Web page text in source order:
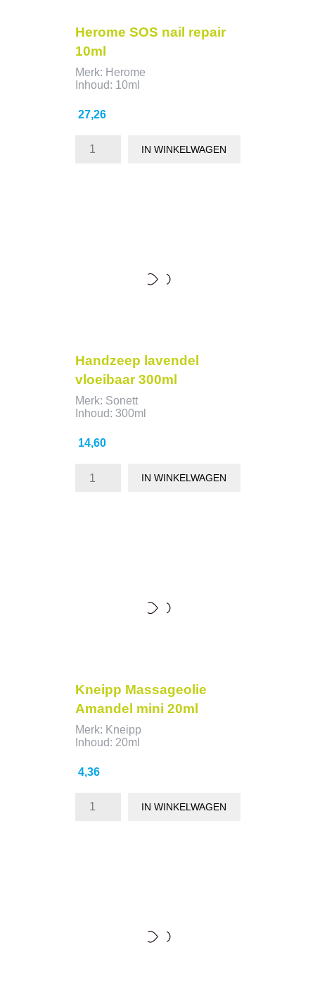
Herome SOS nail repair
10ml
Merk: Herome
Inhoud: 10ml
Prijs
27,26
IN WINKELWAGEN
Handzeep lavendel
vloeibaar 300ml
Merk: Sonett
Inhoud: 300ml
Prijs
14,60
IN WINKELWAGEN
Kneipp Massageolie
Amandel mini 20ml
Merk: Kneipp
Inhoud: 20ml
Prijs
4,36
IN WINKELWAGEN